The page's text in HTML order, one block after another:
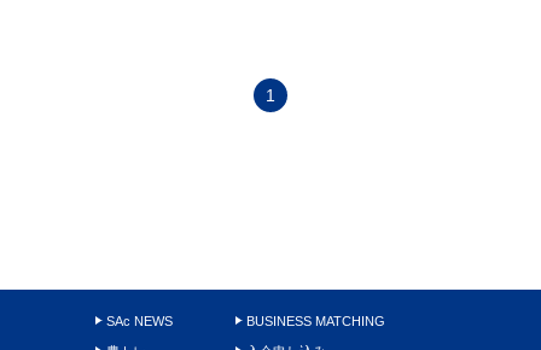
1
SAc NEWS BUSINESS MATCHING